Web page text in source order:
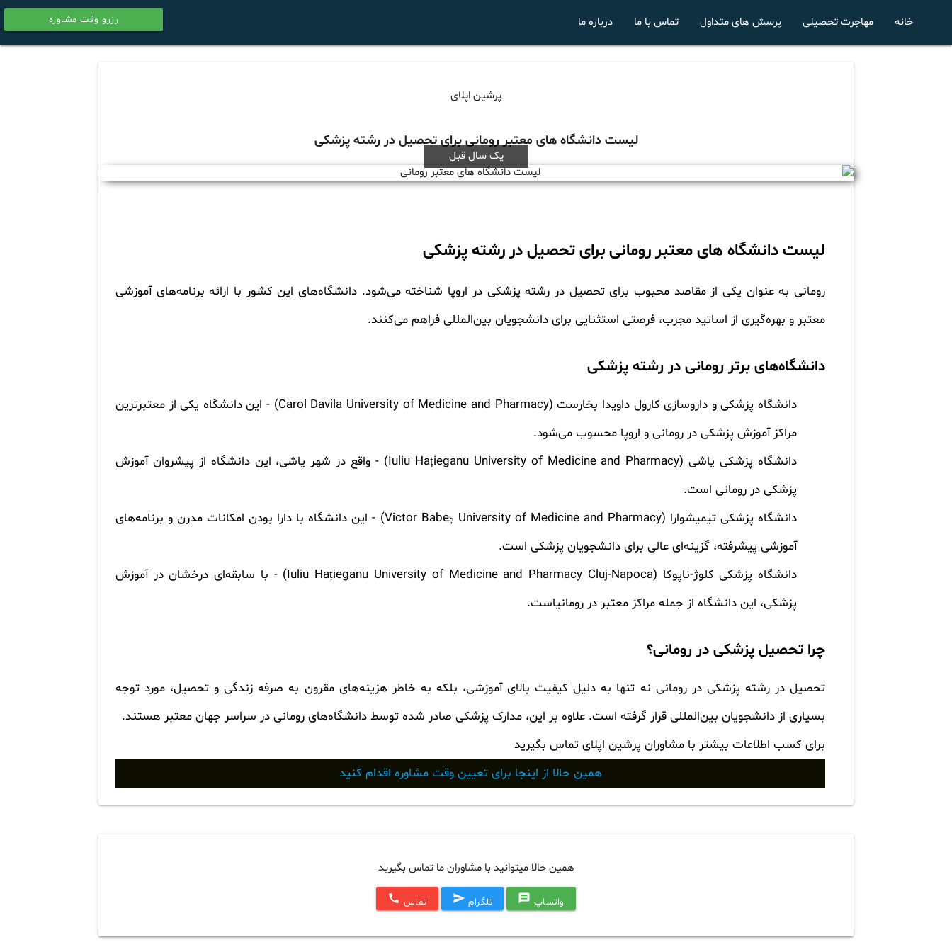
رزرو وقت مشاوره
calendar
خانه مهاجرت تحصیلی پرسش های متداول تماس با ما درباره ما
پرشین اپلای
لیست دانشگاه های معتبر رومانی برای تحصیل در رشته پزشکی
یک سال قبل
لیست دانشگاه های معتبر رومانی برای تحصیل در رشته پزشکی
رومانی به عنوان یکی از مقاصد محبوب برای تحصیل در رشته پزشکی در اروپا شناخته می‌شود. دانشگاه‌های این کشور با ارائه برنامه‌های آموزشی
معتبر و بهره‌گیری از اساتید مجرب، فرصتی استثنایی برای دانشجویان بین‌المللی فراهم می‌کنند.
دانشگاه‌های برتر رومانی در رشته پزشکی
دانشگاه پزشکی و داروسازی کارول داویدا بخارست (Carol Davila University of Medicine and Pharmacy)
- این دانشگاه یکی از معتبرترین
مراکز آموزش پزشکی در رومانی و اروپا محسوب می‌شود.
دانشگاه پزشکی یاشی (Iuliu Hațieganu University of Medicine and Pharmacy)
- واقع در شهر یاشی، این دانشگاه از پیشروان آموزش
پزشکی در رومانی است.
دانشگاه پزشکی تیمیشوارا (Victor Babeș University of Medicine and Pharmacy)
- این دانشگاه با دارا بودن امکانات مدرن و برنامه‌های
آموزشی پیشرفته، گزینه‌ای عالی برای دانشجویان پزشکی است.
دانشگاه پزشکی کلوژ-ناپوکا (Iuliu Hațieganu University of Medicine and Pharmacy Cluj-Napoca)
- با سابقه‌ای درخشان در آموزش
پزشکی، این دانشگاه از جمله مراکز معتبر در رومانیاست.
چرا تحصیل پزشکی در رومانی؟
تحصیل در رشته پزشکی در رومانی نه تنها به دلیل کیفیت بالای آموزشی، بلکه به خاطر هزینه‌های مقرون به صرفه زندگی و تحصیل، مورد توجه
بسیاری از دانشجویان بین‌المللی قرار گرفته است. علاوه بر این، مدارک پزشکی صادر شده توسط دانشگاه‌های رومانی در سراسر جهان معتبر هستند.
برای کسب اطلاعات بیشتر با مشاوران پرشین اپلای تماس بگیرید
همین حالا از اینجا برای تعیین وقت مشاوره اقدام کنید
همین حالا میتوانید با مشاوران ما تماس بگیرید
واتساپ message تلگرام send تماس call